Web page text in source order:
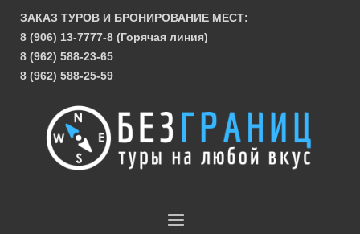
ЗАКАЗ ТУРОВ И БРОНИРОВАНИЕ МЕСТ:
8 (906) 13-7777-8 (Горячая линия)
8 (962) 588-23-65
8 (962) 588-25-59